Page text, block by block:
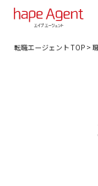
転職エージェント TOP >